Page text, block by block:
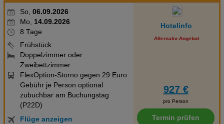
So, 06.09.2026
Mo, 14.09.2026
8 Tage
Frühstück
Doppelzimmer oder
Zweibettzimmer
FlexOption-Storno gegen 29 Euro
Gebühr je Person optional
zubuchbar am Buchungstag
(P22D)
Flüge anzeigen
Hotelinfo
Alternativ-Angebot
927 €
pro Person
Termin prüfen